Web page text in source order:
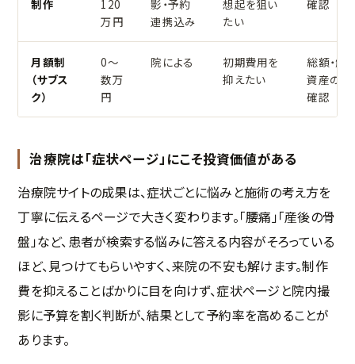
制作
120
万円
影・予約
連携込み
想起を狙い
たい
確認
月額制
（サブス
ク）
0〜
数万
円
院による
初期費用を
抑えたい
総額・解
資産の所
確認
治療院は「症状ページ」にこそ投資価値がある
治療院サイトの成果は、症状ごとに悩みと施術の考え方を
丁寧に伝えるページで大きく変わります。「腰痛」「産後の骨
盤」など、患者が検索する悩みに答える内容がそろっている
ほど、見つけてもらいやすく、来院の不安も解けます。制作
費を抑えることばかりに目を向けず、症状ページと院内撮
影に予算を割く判断が、結果として予約率を高めることが
あります。